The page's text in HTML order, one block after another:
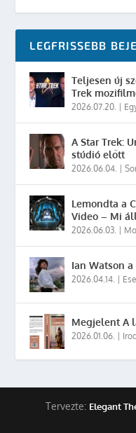
LEGFRISSEBB
Teljesen új
Trek
2026.07.20.
A Star Trek:
stúdió előtt
2026.06.04. |
Lemondta a
Video – Mi
2026.06.03.
Ian Watson
2026.04.14.
Megjelent A
2026.01.06.
Tervezte: Elegant